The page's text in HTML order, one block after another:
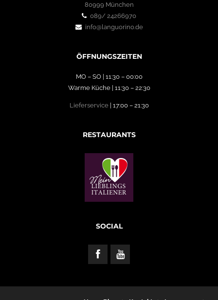
80999 München
089/ 24266970
info@languorino.de
ÖFFNUNGSZEITEN
MO – SO | 11:30 – 00:00
Warme Küche | 11:30 – 22:30
Lieferservice| 17:00 – 21:30
RESTAURANTS
SOCIAL